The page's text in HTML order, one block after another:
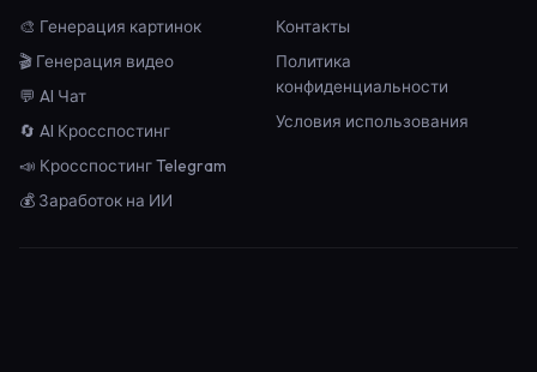
🎨 Генерация картинок
🎬 Генерация видео
💬 AI Чат
🔄 AI Кросспостинг
📣 Кросспостинг Telegram
💰 Заработок на ИИ
Контакты
Политика
конфиденциальности
Условия использования